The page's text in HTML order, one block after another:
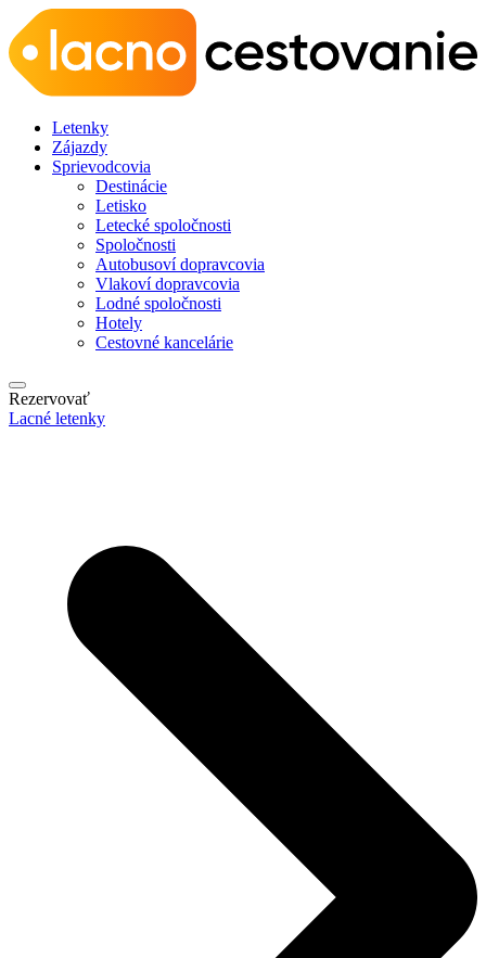
Letenky
Zájazdy
Sprievodcovia
Destinácie
Letisko
Letecké spoločnosti
Spoločnosti
Autobusoví dopravcovia
Vlakoví dopravcovia
Lodné spoločnosti
Hotely
Cestovné kancelárie
Rezervovať
Lacné letenky